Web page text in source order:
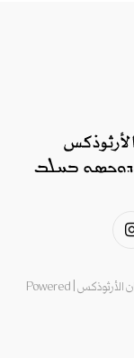
الانستغرام
كافة الحقوق محفوظة © 2026 مطرانية حلب وتوابعها للسريان الأرثوذكس | Powered